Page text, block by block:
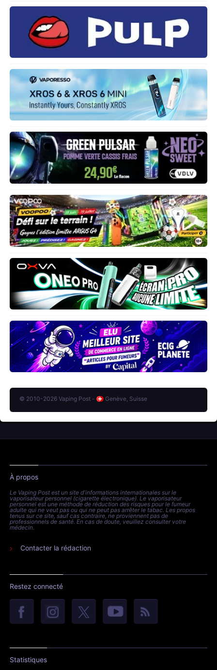
© 2010-2026 Vaping Post - Genève, Suisse
À propos
Le Vaping Post est un site d'informations internationales sur le
vaporisateur personnel (cigarette électronique). Le vaporisateur
personnel est une méthode de réduction des risques pour le fumeur
adulte qui ne veut pas ou qui ne peut pas arrêter le tabac. Les propos
tenus sur ce site, sauf cas contraire, ne proviennent pas de
professionnels de santé. En cas de doute, veuillez consulter votre
médecin.
Contacter la rédaction
Restez connecté
Statistiques